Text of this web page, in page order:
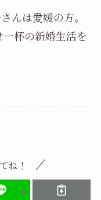
んは愛媛の方。
杯の新婚生活を
ね！